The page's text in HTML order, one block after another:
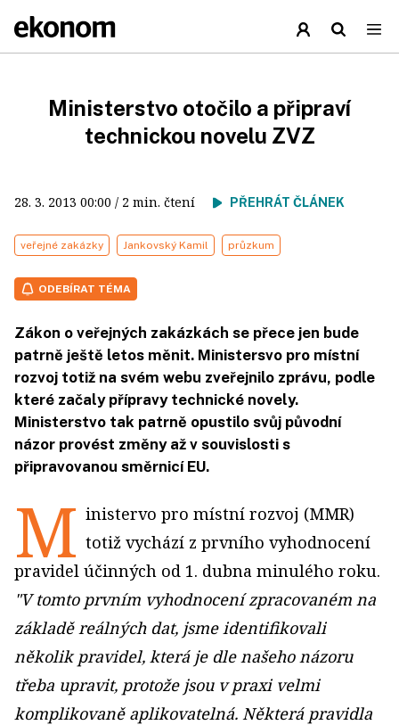
Ministerstvo otočilo a připraví
technickou novelu ZVZ
28. 3. 2013 00:00 / 2 min. čtení PŘEHRÁT ČLÁNEK
veřejné zakázky Jankovský Kamil průzkum
ODEBÍRAT TÉMA
Zákon o veřejných zakázkách se přece jen bude
patrně ještě letos měnit. Ministersvo pro místní
rozvoj totiž na svém webu zveřejnilo zprávu, podle
které začaly přípravy technické novely.
Ministerstvo tak patrně opustilo svůj původní
názor provést změny až v souvislosti s
připravovanou směrnicí EU.
M inistervo pro místní rozvoj (MMR)
totiž vychází z prvního vyhodnocení
pravidel účinných od 1. dubna minulého roku.
"V tomto prvním vyhodnocení zpracovaném na
základě reálných dat, jsme identifikovali
několik pravidel, která je dle našeho názoru
třeba upravit, protože jsou v praxi velmi
komplikovaně aplikovatelná. Některá pravidla